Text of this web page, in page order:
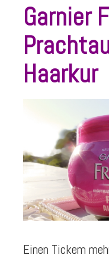
Garnier
Haarkur
Einen Tickem